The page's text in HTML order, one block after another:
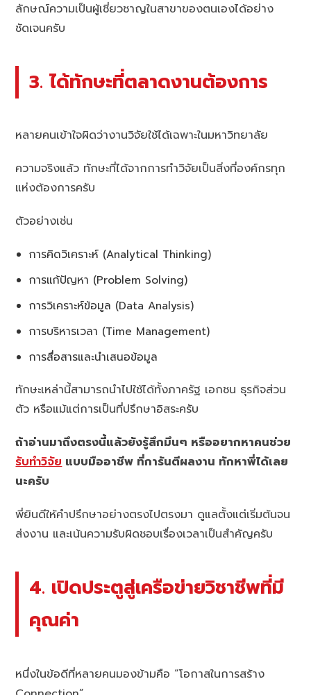
ลักษณ์ความเป็นผู้เชี่ยวชาญในสาขาของตนเองได้อย่าง
ชัดเจนครับ
3. ได้ทักษะที่ตลาดงานต้องการ
หลายคนเข้าใจผิดว่างานวิจัยใช้ได้เฉพาะในมหาวิทยาลัย
ความจริงแล้ว ทักษะที่ได้จากการทำวิจัยเป็นสิ่งที่องค์กรทุก
แห่งต้องการครับ
ตัวอย่างเช่น
การคิดวิเคราะห์ (Analytical Thinking)
การแก้ปัญหา (Problem Solving)
การวิเคราะห์ข้อมูล (Data Analysis)
การบริหารเวลา (Time Management)
การสื่อสารและนำเสนอข้อมูล
ทักษะเหล่านี้สามารถนำไปใช้ได้ทั้งภาครัฐ เอกชน ธุรกิจส่วน
ตัว หรือแม้แต่การเป็นที่ปรึกษาอิสระครับ
ถ้าอ่านมาถึงตรงนี้แล้วยังรู้สึกมึนๆ หรืออยากหาคนช่วย
รับทำวิจัยแบบมืออาชีพ ที่การันตีผลงาน ทักหาพี่ได้เลย
นะครับ
พี่ยินดีให้คำปรึกษาอย่างตรงไปตรงมา ดูแลตั้งแต่เริ่มต้นจน
ส่งงาน และเน้นความรับผิดชอบเรื่องเวลาเป็นสำคัญครับ
4. เปิดประตูสู่เครือข่ายวิชาชีพที่มี
คุณค่า
หนึ่งในข้อดีที่หลายคนมองข้ามคือ “โอกาสในการสร้าง